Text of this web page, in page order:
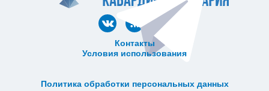
Контакты
Условия использования
Политика обработки персональных данных